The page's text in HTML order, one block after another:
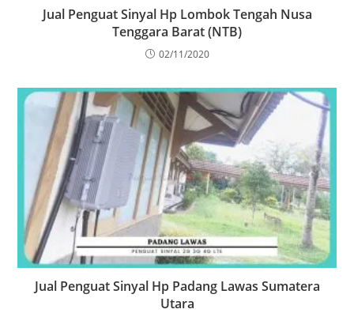
Jual Penguat Sinyal Hp Lombok Tengah Nusa
Tenggara Barat (NTB)
02/11/2020
Jual Penguat Sinyal Hp Padang Lawas Sumatera
Utara